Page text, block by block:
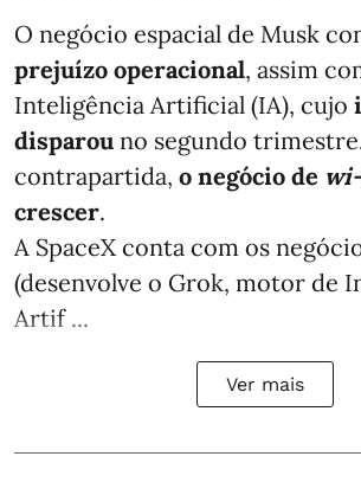
O negócio espacial de Musk
prejuízo operacional, assim
Inteligência Artificial (IA), cujo
disparou no segundo
contrapartida, o negócio de
crescer.
A SpaceX conta com os
(desenvolve o Grok, motor de
Artif ...
Ver mais